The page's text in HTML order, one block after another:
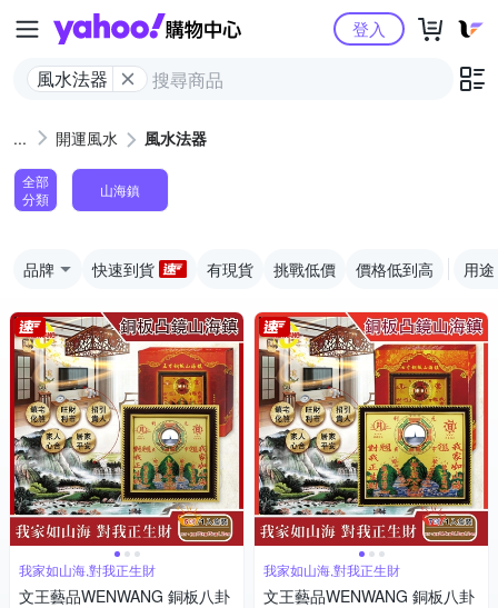
Yahoo購物中心
風水法器
登入
開運風水 風水法器
全部
分類
山海鎮
品牌 快速到貨 有現貨 挑戰低價 價格低到高 用途
我家如山海,對我正生財
文王藝品WENWANG 銅板八卦
我家如山海,對我正生財
文王藝品WENWANG 銅板八卦